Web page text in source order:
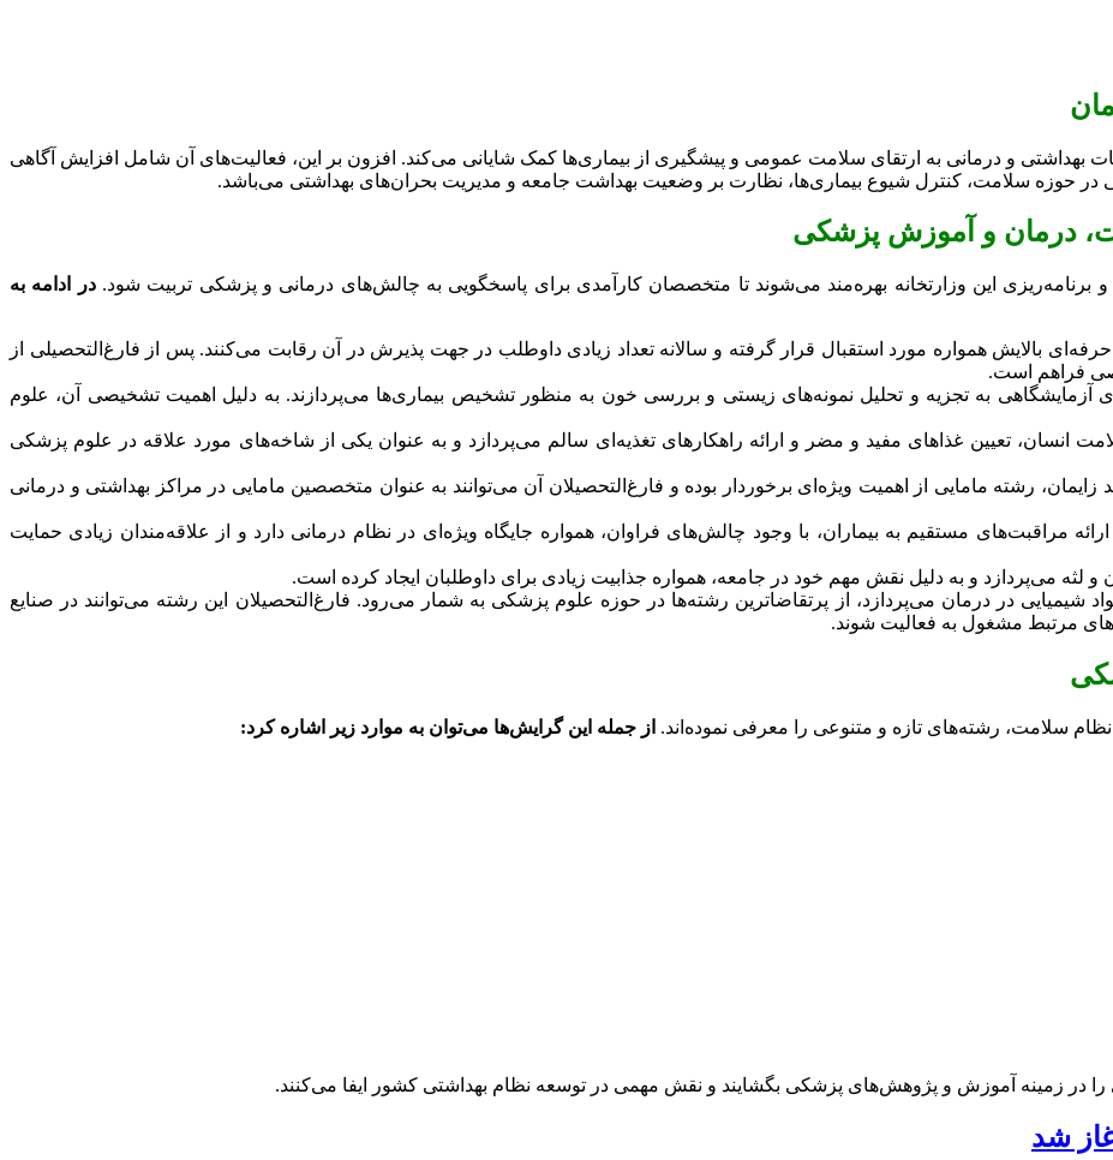
بهداشتی و درمانی به ارتقای سلامت عمومی و پیشگیری از بیماری‌ها کمک شایانی می‌کند. افزون بر این، فعالیت‌های آن شامل افزایش آگاهی
حوزه سلامت، کنترل شیوع بیماری‌ها، نظارت بر وضعیت بهداشت جامعه و مدیریت بحران‌های بهداشتی می‌باشد.
درمان و آموزش پزشکی
این وزارتخانه بهره‌مند می‌شوند تا متخصصان کارآمدی برای پاسخگویی به چالش‌های درمانی و پزشکی تربیت شود.در ادامه به
حرفه‌ای بالایش همواره مورد استقبال قرار گرفته و سالانه تعداد زیادی داوطلب در جهت پذیرش در آن رقابت می‌کنند. پس از فارغ‌التحصیلی از
فراهم است.
آزمایشگاهی به تجزیه و تحلیل نمونه‌های زیستی و بررسی خون به منظور تشخیص بیماری‌ها می‌پردازند. به دلیل اهمیت تشخیصی آن، علوم
انسان، تعیین غذاهای مفید و مضر و ارائه راهکارهای تغذیه‌ای سالم می‌پردازد و به عنوان یکی از شاخه‌های مورد علاقه در علوم پزشکی
زایمان، رشته مامایی از اهمیت ویژه‌ای برخوردار بوده و فارغ‌التحصیلان آن می‌توانند به عنوان متخصصین مامایی در مراکز بهداشتی و درمانی
مراقبت‌های مستقیم به بیماران، با وجود چالش‌های فراوان، همواره جایگاه ویژه‌ای در نظام درمانی دارد و از علاقه‌مندان زیادی حمایت
و لثه می‌پردازد و به دلیل نقش مهم خود در جامعه، همواره جذابیت زیادی برای داوطلبان ایجاد کرده است.
شیمیایی در درمان می‌پردازد، از پرتقاضاترین رشته‌ها در حوزه علوم پزشکی به شمار می‌رود. فارغ‌التحصیلان این رشته می‌توانند در صنایع
مرتبط مشغول به فعالیت شوند.
سلامت، رشته‌های تازه و متنوعی را معرفی نموده‌اند. از جمله این گرایش‌ها می‌توان به موارد زیر اشاره کرد:
را در زمینه آموزش و پژوهش‌های پزشکی بگشایند و نقش مهمی در توسعه نظام بهداشتی کشور ایفا می‌کنند.